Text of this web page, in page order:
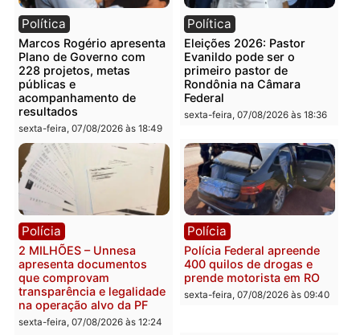
Categorias
Política
Você também vai querer ler...
Política
Marcos Rogério apresenta
Plano de Governo com
228 projetos, metas
públicas e
acompanhamento de
resultados
Política
Eleições 2026: Pastor
Evanildo pode ser o
primeiro pastor de
Rondônia na Câmara